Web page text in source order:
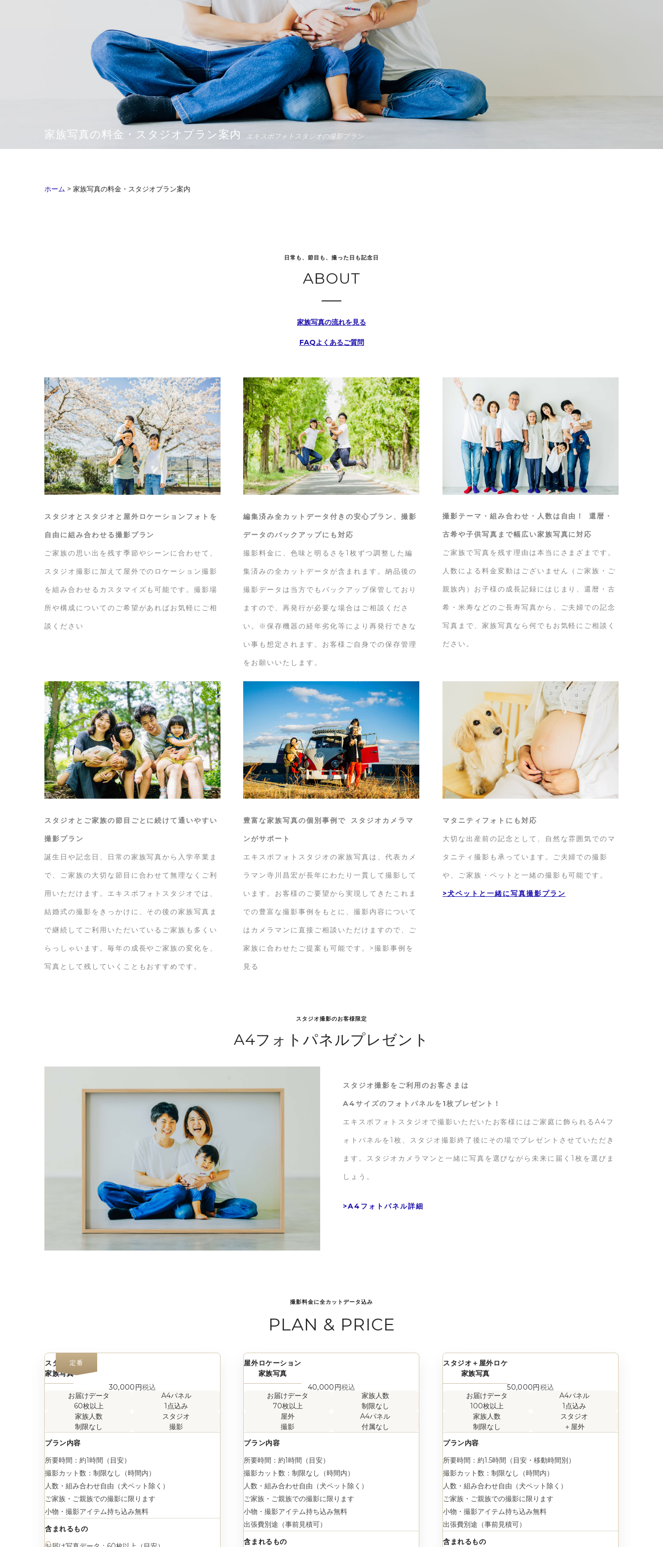
家族写真の料金・スタジオプラン案内 エキスポフォトスタジオの撮影プラン
ホーム > 家族写真の料金・スタジオプラン案内
日常も、節目も、撮った日も記念日
ABOUT
家族写真の流れを見る
FAQよくあるご質問
スタジオと スタジオと屋外ロケーションフォトを
自由に組み合わせる撮影プラン
ご家族の思い出を残す季節やシーンに合わせて、
スタジオ撮影に加えて屋外でのロケーション撮影
を組み合わせるカスタマイズも可能です。撮影場
所や構成についてのご希望があればお気軽にご相
談ください
編集済み全カットデータ付きの安心プラン、撮影
データのバックアップにも対応
撮影料金に、色味と明るさを1枚ずつ調整した編
集済みの全カットデータが含まれます。納品後の
撮影データは当方でもバックアップ保管しており
ますので、再発行が必要な場合はご相談くださ
い。※保存機器の経年劣化等により再発行できな
い事も想定されます。お客様ご自身での保存管理
をお願いいたします。
撮影テーマ・組み合わせ・人数は自由！ 還暦・
古希や子供写真まで幅広い家族写真に対応
ご家族で写真を残す理由は本当にさまざまです。
人数による料金変動はございません（ご家族・ご
親族内）お子様の成長記録にはじまり、還暦・古
希・米寿などのご長寿写真から、ご夫婦での記念
写真まで、家族写真なら何でもお気軽にご相談く
ださい。
スタジオと ご家族の節目ごとに続けて通いやすい
撮影プラン
誕生日や記念日、日常の家族写真から入学卒業ま
で、ご家族の大切な節目に合わせて無理なくご利
用いただけます。エキスポフォトスタジオでは、
結婚式の撮影をきっかけに、その後の家族写真ま
で継続してご利用いただいているご家族も多くい
らっしゃいます。毎年の成長やご家族の変化を、
写真として残していくこともおすすめです。
豊富な家族写真の個別事例で スタジオカメラマ
ンがサポート
エキスポフォトスタジオの家族写真は、代表カメ
ラマン寺川昌宏が長年にわたり一貫して撮影して
います。お客様のご要望から実現してきたこれま
での豊富な撮影事例をもとに、撮影内容について
はカメラマンに直接ご相談いただけますので、ご
家族に合わせたご提案も可能です。>撮影事例を
見る
マタニティフォトにも対応
大切な出産前の記念として、自然な雰囲気でのマ
タニティ撮影も承っています。ご夫婦での撮影
や、ご家族・ペットと一緒の撮影も可能です。
>犬ペットと一緒に写真撮影プラン
スタジオ撮影のお客様限定
A4フォトパネルプレゼント
スタジオ撮影をご利用のお客さまは
A4サイズのフォトパネルを1枚プレゼント！
エキスポフォトスタジオで撮影いただいたお客様にはご家庭に飾られるA4フ
ォトパネルを1枚、スタジオ撮影終了後にその場でプレゼントさせていただき
ます。スタジオカメラマンと一緒に写真を選びながら未来に届く1枚を選びま
しょう。
>A4 フォトパネル詳細
撮影料金に全カットデータ込み
PLAN & PRICE
定番
スタジオ
家族写真
30,000円税込
お届けデータ
60枚以上
A4パネル
1点込み
家族人数
制限なし
スタジオ
撮影
プラン内容
所要時間：約1時間（目安）
撮影カット数：制限なし（時間内）
人数・組み合わせ自由（犬ペット除く）
ご家族・ご親族での撮影に限ります
小物・撮影アイテム持ち込み無料
含まれるもの
屋外ロケーション
家族写真
40,000円税込
お届けデータ
70枚以上
家族人数
制限なし
屋外
撮影
A4パネル
付属なし
プラン内容
所要時間：約1時間（目安）
撮影カット数：制限なし（時間内）
人数・組み合わせ自由（犬ペット除く）
ご家族・ご親族での撮影に限ります
小物・撮影アイテム持ち込み無料
出張費別途（事前見積可）
含まれるもの
スタジオ＋屋外ロケ
家族写真
50,000円税込
お届けデータ
100枚以上
A4パネル
1点込み
家族人数
制限なし
スタジオ
＋屋外
プラン内容
所要時間：約1.5時間（目安・移動時間別）
撮影カット数：制限なし（時間内）
人数・組み合わせ自由（犬ペット除く）
ご家族・ご親族での撮影に限ります
小物・撮影アイテム持ち込み無料
出張費別途（事前見積可）
含まれるもの